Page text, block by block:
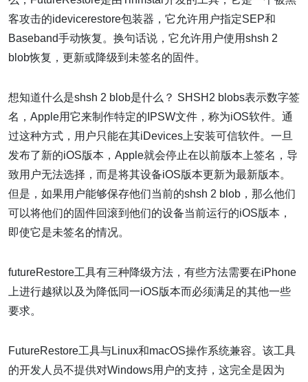
客攻击的idevicerestore包装器，它允许用户指定SEP和
Baseband手动恢复。换句话说，它允许用户使用shsh 2
blob恢复，更新或降级到未签名的固件。
想知道什么是shsh 2 blob是什么？ SHSH2 blobs表示数字签
名，Apple用它来制作特定的IPSW文件，称为iOS软件。通
过这种方式，用户只能在其iDevices上安装可信软件。一旦
发布了新的iOS版本，Apple就会停止在以前版本上签名，导
致用户无法选择，而是将其设备iOS版本更新为最新版本。
但是，如果用户能够保存他们当前的shsh 2 blob，那么他们
可以将他们的固件回滚到他们的设备当前运行的iOS版本，
即使它是未签名的情况。
futureRestore工具有三种降级方法，有些方法需要在iPhone
上进行越狱以及为降低同一iOS版本而必须满足的其他一些
要求。
FutureRestore工具与Linux和macOS操作系统兼容。该工具
的开发人员不提供对Windows用户的支持，这完全是因为